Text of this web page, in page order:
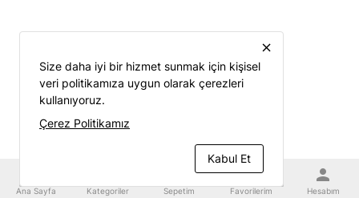
Ana Sayfa Kategoriler Sepetim
favorite
Favorilerim
person
Hesabım
close
Size daha iyi bir hizmet sunmak için kişisel
veri politikamıza uygun olarak çerezleri
kullanıyoruz.
Çerez Politikamız
Kabul Et